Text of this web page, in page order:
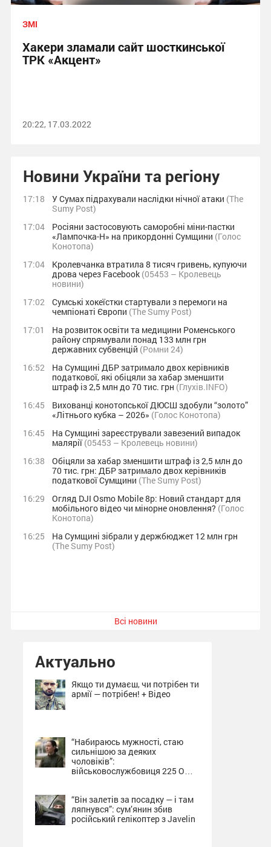
ЗМІ
Хакери зламали сайт шосткинської
ТРК «Акцент»
20:22, 17.03.2022
Новини України та регіону
17:18 У Сумах підрахували наслідки нічної атаки (The
Sumy Post)
17:04
Росіяни застосовують саморобні міни-пастки
«Лампочка-Н» на прикордонні Сумщини (Голос
Конотопа)
17:04
Кролевчанка втратила 8 тисяч гривень, купуючи
дрова через Facebook (05453 – Кролевець
новини)
17:02
Сумські хокеїстки стартували з перемоги на
чемпіонаті Європи (The Sumy Post)
17:01
На розвиток освіти та медицини Роменського
району спрямували понад 133 млн грн
державних субвенцій (Ромни 24)
16:52
На Сумщині ДБР затримало двох керівників
податкової, які обіцяли за хабар зменшити
штраф із 2,5 млн до 70 тис. грн (Глухів.INFO)
16:45
Вихованці конотопської ДЮСШ здобули “золото”
«Літнього кубка – 2026» (Голос Конотопа)
16:45
На Сумщині зареєстрували завезений випадок
малярії (05453 – Кролевець новини)
16:38
Обіцяли за хабар зменшити штраф із 2,5 млн до
70 тис. грн: ДБР затримало двох керівників
податкової Сумщини (The Sumy Post)
16:29
Огляд DJI Osmo Mobile 8p: Новий стандарт для
мобільного відео чи мінорне оновлення? (Голос
Конотопа)
16:25
На Сумщині зібрали у держбюджет 12 млн грн
(The Sumy Post)
Всі новини
Актуально
Якщо ти думаєш, чи потрібен ти
армії — потрібен! + Відео
“Набираюсь мужності, стаю
сильнішою за деяких
чоловіків”:
військовослужбовиця 225 ОШП
“Він залетів за посадку — і там
ляпнувся”: сум’янин збив
російський гелікоптер з Javelin